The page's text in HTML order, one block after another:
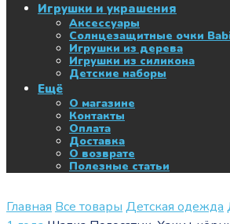
Игрушки и украшения
Аксессуары
Солнцезащитные очки
Игрушки из дерева
Игрушки из силикона
Детские наборы
Ещё
О магазине
Контакты
Оплата
Доставка
О возврате
Полезные статьи
Главная Все товары Детская одежда